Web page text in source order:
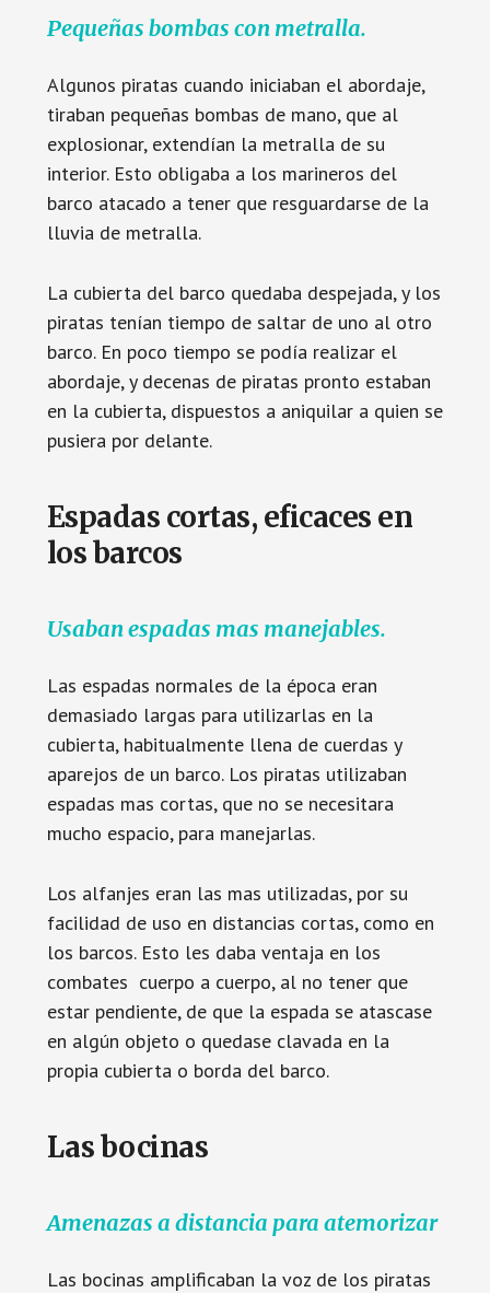
Pequeñas bombas con metralla.
Algunos piratas cuando iniciaban el abordaje,
tiraban pequeñas bombas de mano, que al
explosionar, extendían la metralla de su
interior. Esto obligaba a los marineros del
barco atacado a tener que resguardarse de la
lluvia de metralla.
La cubierta del barco quedaba despejada, y los
piratas tenían tiempo de saltar de uno al otro
barco. En poco tiempo se podía realizar el
abordaje, y decenas de piratas pronto estaban
en la cubierta, dispuestos a aniquilar a quien se
pusiera por delante.
Espadas cortas, eficaces en
los barcos
Usaban espadas mas manejables.
Las espadas normales de la época eran
demasiado largas para utilizarlas en la
cubierta, habitualmente llena de cuerdas y
aparejos de un barco. Los piratas utilizaban
espadas mas cortas, que no se necesitara
mucho espacio, para manejarlas.
Los alfanjes eran las mas utilizadas, por su
facilidad de uso en distancias cortas, como en
los barcos. Esto les daba ventaja en los
combates cuerpo a cuerpo, al no tener que
estar pendiente, de que la espada se atascase
en algún objeto o quedase clavada en la
propia cubierta o borda del barco.
Las bocinas
Amenazas a distancia para atemorizar
Las bocinas amplificaban la voz de los piratas